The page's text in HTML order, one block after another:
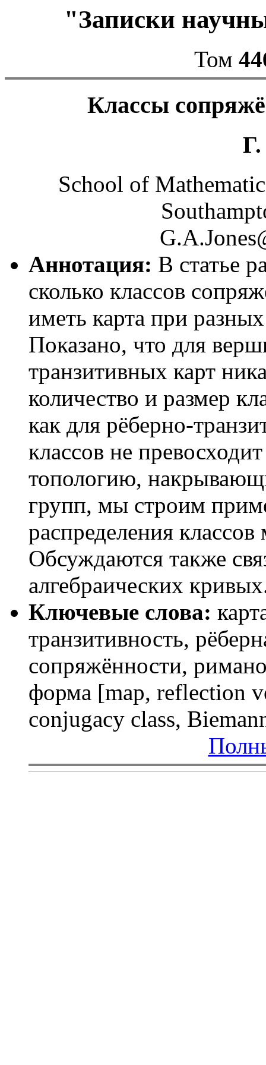
"Записки
Том
Классы
School of
Аннотация: В статье
сколько классов
иметь карта при
Показано, что для
транзитивных карт
количество и размер
как для рёберно-
классов не
топологию,
групп, мы строим
распределения
Обсуждаются также
алгебраических
Ключевые слова:
транзитивность,
сопряжённости,
форма [map, reflection
conjugacy class,